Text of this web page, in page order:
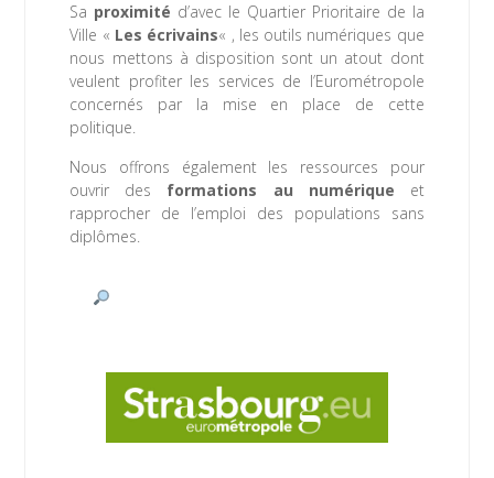
Sa proximité d’avec le Quartier Prioritaire de la
Ville « Les écrivains« , les outils numériques que
nous mettons à disposition sont un atout dont
veulent profiter les services de l’Eurométropole
concernés par la mise en place de cette
politique.
Nous offrons également les ressources pour
ouvrir des formations au numérique et
rapprocher de l’emploi des populations sans
diplômes.